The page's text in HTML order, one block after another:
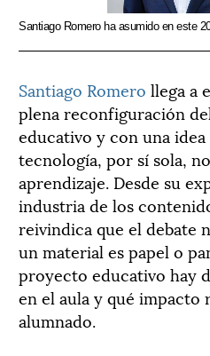
Santiago Romero ha asumido en este
Santiago Romero llega a
plena reconfiguración
educativo y con una
tecnología, por sí sola,
aprendizaje. Desde su
industria de los
reivindica que el debate
un material es papel o
proyecto educativo hay
en el aula y qué impacto
alumnado.